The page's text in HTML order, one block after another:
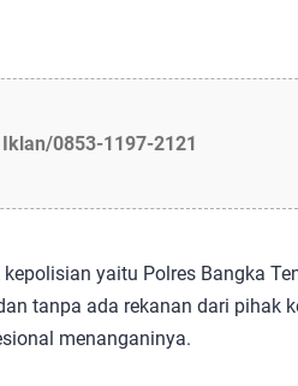
0853-1197-2121
yaitu Polres Bangka
tanpa ada rekanan dari pihak
menanganinya.